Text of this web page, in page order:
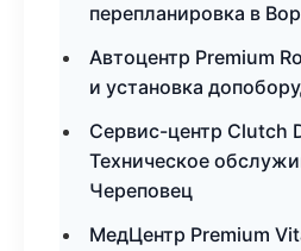
перепланировка в
Автоцентр Premium
и установка
Сервис-центр Clutch
Техническое
Череповец
МедЦентр Premium